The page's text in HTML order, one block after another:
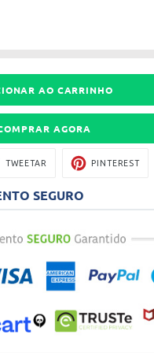
AO CARRINHO
AGORA
TWEETAR TWEETAR PINTERESTPIN
SEGURO